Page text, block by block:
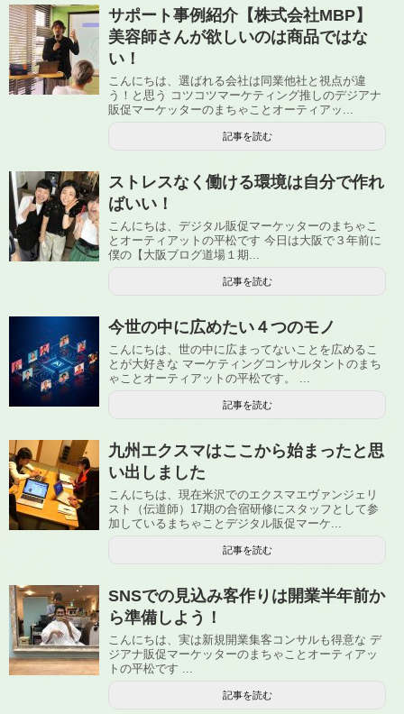
サポート事例紹介【株式会社MBP】
美容師さんが欲しいのは商品ではな
い！
こんにちは、選ばれる会社は同業他社と視点が違
う！と思う コツコツマーケティング推しのデジアナ
販促マーケッターのまちゃことオーティアッ...
記事を読む
ストレスなく働ける環境は自分で作れ
ばいい！
こんにちは、デジタル販促マーケッターのまちゃこ
とオーティアットの平松です 今日は大阪で３年前に
僕の【大阪ブログ道場１期...
記事を読む
今世の中に広めたい４つのモノ
こんにちは、世の中に広まってないことを広めるこ
とが大好きな マーケティングコンサルタントのまち
ゃことオーティアットの平松です。 ...
記事を読む
九州エクスマはここから始まったと思
い出しました
こんにちは、現在米沢でのエクスマエヴァンジェリ
スト（伝道師）17期の合宿研修にスタッフとして参
加しているまちゃことデジタル販促マーケ...
記事を読む
SNSでの見込み客作りは開業半年前か
ら準備しよう！
こんにちは、実は新規開業集客コンサルも得意な デ
ジアナ販促マーケッターのまちゃことオーティアッ
トの平松です ...
記事を読む